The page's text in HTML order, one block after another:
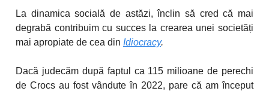
La dinamica socială de astăzi, înclin să cred că mai
degrabă contribuim cu succes la crearea unei societăți
mai apropiate de cea din Idiocracy.
Dacă judecăm după faptul ca 115 milioane de perechi
de Crocs au fost vândute în 2022, pare că am început